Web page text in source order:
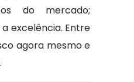
do mercado;
excelência. Entre
agora mesmo e